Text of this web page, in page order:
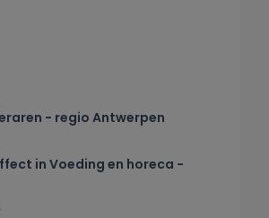
- regio Antwerpen
in Voeding en horeca -